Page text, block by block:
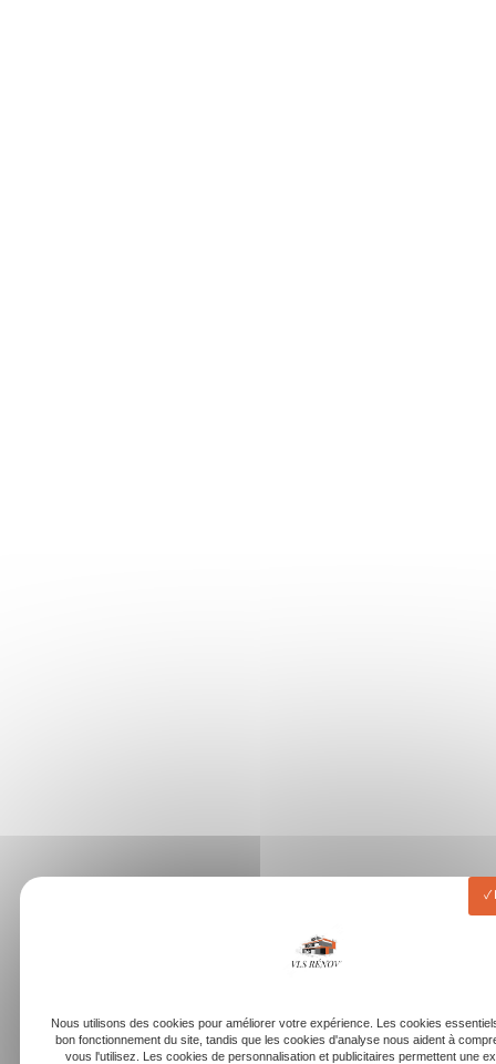
Nous utilisons des cookies pour améliorer votre expérience. Les cookies
bon fonctionnement du site, tandis que les cookies d'analyse nous aident à
vous l'utilisez. Les cookies de personnalisation et publicitaires permettent une